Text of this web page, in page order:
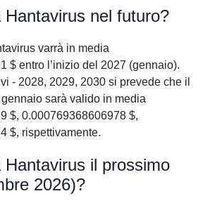
nel futuro?
varrà in media
$ entro l’inizio del 2027 (gennaio).
- 2028, 2029, 2030 si prevede che il
sarà valido in media
$, 0.000769368606978 $,
$, rispettivamente.
il prossimo
2026)?